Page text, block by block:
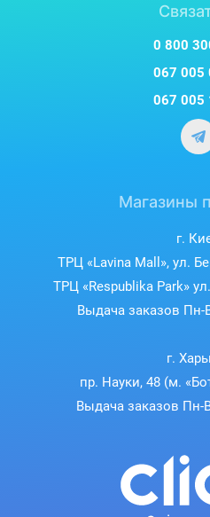
0 800
067 005
067 005
Магазины
г.
ТРЦ «Lavina Mall», ул.
ТРЦ «Respublika Park»
Выдача заказов Пн-
г.
пр. Науки, 48 (м.
Выдача заказов Пн-